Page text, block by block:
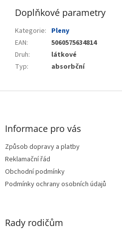
Doplňkové parametry
Kategorie: Pleny
EAN:
5060575634814
Druh:
látkové
Typ: absorbční
Z
Informace pro vás
Způsob dopravy a platby
Reklamační řád
Obchodní podmínky
Podmínky ochrany osobních údajů
Rady rodičům